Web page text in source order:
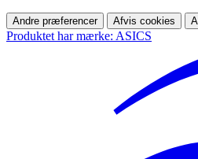
Andre præferencer Afvis cookies
Produktet har mærke: ASICS